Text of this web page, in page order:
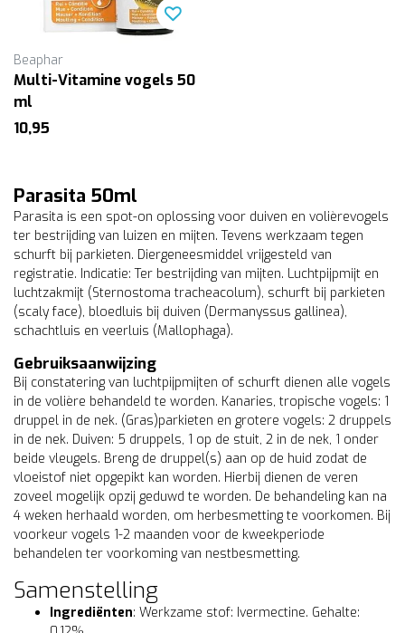
Beaphar
Multi-Vitamine vogels 50
ml
10,95
Parasita 50ml
Parasita is een spot-on oplossing voor duiven en volièrevogels
ter bestrijding van luizen en mijten. Tevens werkzaam tegen
schurft bij parkieten. Diergeneesmiddel vrijgesteld van
registratie. Indicatie: Ter bestrijding van mijten. Luchtpijpmijt en
luchtzakmijt (Sternostoma tracheacolum), schurft bij parkieten
(scaly face), bloedluis bij duiven (Dermanyssus gallinea),
schachtluis en veerluis (Mallophaga).
Gebruiksaanwijzing
Bij constatering van luchtpijpmijten of schurft dienen alle vogels
in de volière behandeld te worden. Kanaries, tropische vogels: 1
druppel in de nek. (Gras)parkieten en grotere vogels: 2 druppels
in de nek. Duiven: 5 druppels, 1 op de stuit, 2 in de nek, 1 onder
beide vleugels. Breng de druppel(s) aan op de huid zodat de
vloeistof niet opgepikt kan worden. Hierbij dienen de veren
zoveel mogelijk opzij geduwd te worden. De behandeling kan na
4 weken herhaald worden, om herbesmetting te voorkomen. Bij
voorkeur vogels 1-2 maanden voor de kweekperiode
behandelen ter voorkoming van nestbesmetting.
Samenstelling
Ingrediënten: Werkzame stof: Ivermectine. Gehalte: